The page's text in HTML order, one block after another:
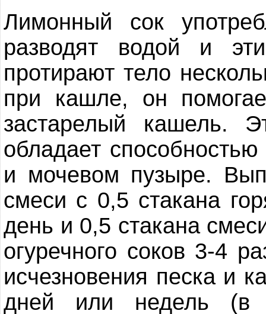
Лимонный сок
разводят водой и
протирают тело
при кашле, он
застарелый кашель.
обладает
и мочевом пузыре.
смеси с 0,5 стакана
день и 0,5 стакана
огуречного соков 3-4
исчезновения песка и
дней или недель (в